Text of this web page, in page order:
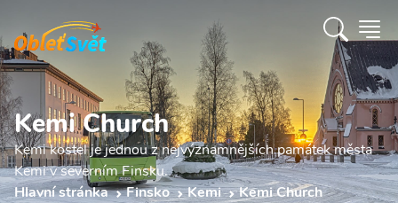
Kemi Church
Kemi kostel je jednou z nejvýznamnějších památek města
Kemi v severním Finsku.
Hlavní stránka
Finsko Kemi Kemi Church